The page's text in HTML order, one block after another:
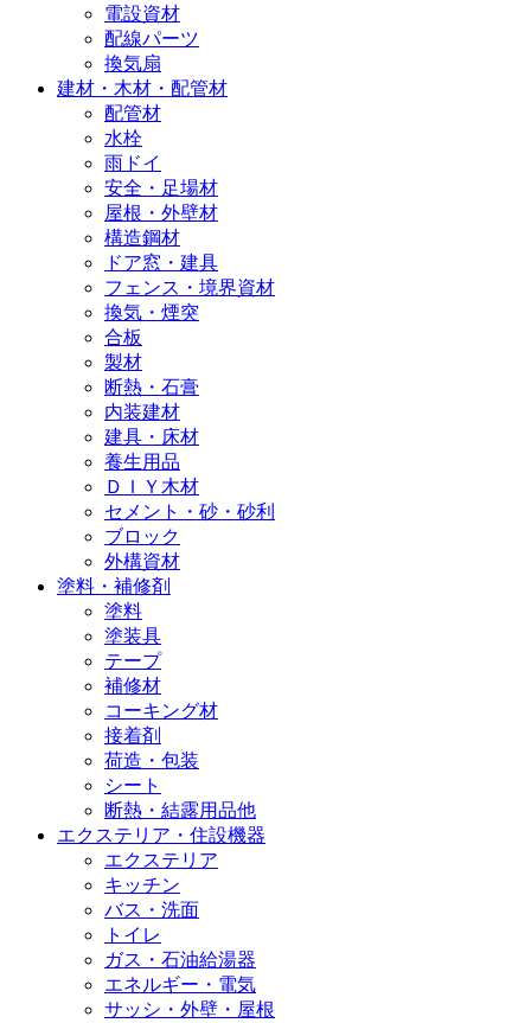
電設資材
配線パーツ
換気扇
建材・木材・配管材
配管材
水栓
雨ドイ
安全・足場材
屋根・外壁材
構造鋼材
ドア窓・建具
フェンス・境界資材
換気・煙突
合板
製材
断熱・石膏
内装建材
建具・床材
養生用品
ＤＩＹ木材
セメント・砂・砂利
ブロック
外構資材
塗料・補修剤
塗料
塗装具
テープ
補修材
コーキング材
接着剤
荷造・包装
シート
断熱・結露用品他
エクステリア・住設機器
エクステリア
キッチン
バス・洗面
トイレ
ガス・石油給湯器
エネルギー・電気
サッシ・外壁・屋根